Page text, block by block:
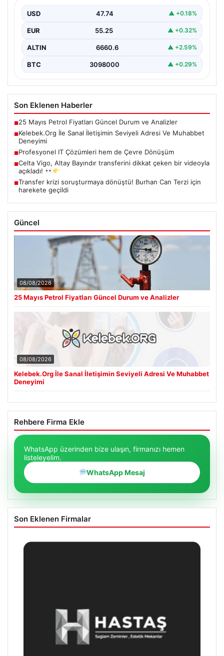
oluşturması kritik bir hassasiyet taşımaktadır. Halen
çeşitli…
USD 47.74 ▲ +0.18%
EUR 55.25 ▲ +0.32%
ALTIN 6660.6 ▲ +2.59%
BTC 3098000 ▲ +0.29%
Son Eklenen Haberler
■25 Mayıs Petrol Fiyatları Güncel Durum ve Analizler
■Kelebek.Org İle Sanal İletişimin Seviyeli Adresi Ve Muhabbet
Deneyimi
■Profesyonel IT Çözümleri hem de Çevre Dönüşüm
■Celta Vigo, Altay Bayındır transferini dikkat çeken bir videoyla
açıkladı!
■Transfer krizi soruşturmaya dönüştü! Burhan Can Terzi için
harekete geçildi
Güncel
08/08/2026
25 Mayıs Petrol Fiyatları Güncel Durum ve Analizler
08/08/2026
Kelebek.Org İle Sanal İletişimin Seviyeli Adresi Ve Muhabbet
Deneyimi
Rehbere Firma Ekle
WhatsApp üzerinden bize ulaşın, firmanızı hemen
listeleyelim.
WhatsApp Mesaj
Son Eklenen Firmalar